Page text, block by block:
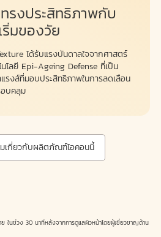
รงประสิทธิภาพกับ
มของวัย
ได้รับแรงบันดาลใจจากศาสตร์
นโลยี Epi-Ageing Defense ที่เป็น
รงส์ที่มอบประสิทธิภาพในการลดเลือน
บคลุม
เกี่ยวกับผลิตภัณฑ์ไอคอนนี้
ในช่วง 30 นาทีหลังจากการดูแลผิวหน้าโดยผู้เชี่ยวชาญด้าน